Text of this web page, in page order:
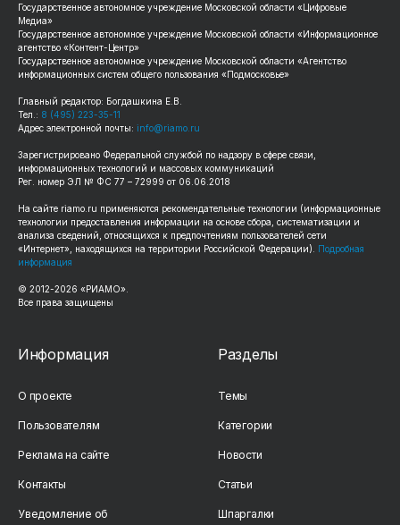
Государственное автономное учреждение Московской области «Цифровые
Медиа»
Государственное автономное учреждение Московской области «Информационное
агентство «Контент-Центр»
Государственное автономное учреждение Московской области «Агентство
информационных систем общего пользования «Подмосковье»
Главный редактор: Богдашкина Е.В.
Тел.: 8 (495) 223-35-11
Адрес электронной почты: info@riamo.ru
Зарегистрировано Федеральной службой по надзору в сфере связи,
информационных технологий и массовых коммуникаций
Рег. номер ЭЛ № ФС 77 – 72999 от 06.06.2018
На сайте riamo.ru применяются рекомендательные технологии (информационные
технологии предоставления информации на основе сбора, систематизации и
анализа сведений, относящихся к предпочтениям пользователей сети
«Интернет», находящихся на территории Российской Федерации).
Подробная
информация
© 2012-2026 «РИАМО».
Все права защищены
Информация
О проекте
Пользователям
Реклама на сайте
Контакты
Уведомление об
Разделы
Темы
Категории
Новости
Статьи
Шпаргалки